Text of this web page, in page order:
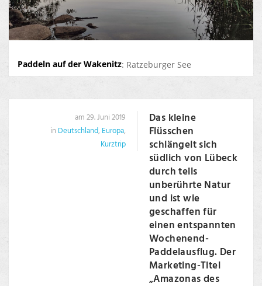
Paddeln auf der Wakenitz: Ratzeburger See
am 29. Juni 2019
in Deutschland, Europa,
Kurztrip
Das kleine
Flüsschen
schlängelt sich
südlich von Lübeck
durch teils
unberührte Natur
und ist wie
geschaffen für
einen entspannten
Wochenend-
Paddelausflug. Der
Marketing-Titel
„Amazonas des